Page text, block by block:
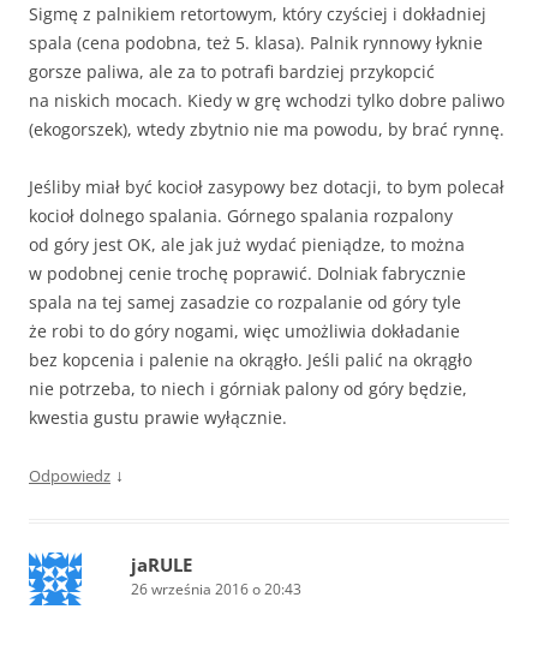
Sigmę z palnikiem retortowym, który czyściej i dokładniej
spala (cena podobna, też 5. klasa). Palnik rynnowy łyknie
gorsze paliwa, ale za to potrafi bardziej przykopcić
na niskich mocach. Kiedy w grę wchodzi tylko dobre paliwo
(ekogorszek), wtedy zbytnio nie ma powodu, by brać rynnę.
Jeśliby miał być kocioł zasypowy bez dotacji, to bym polecał
kocioł dolnego spalania. Górnego spalania rozpalony
od góry jest OK, ale jak już wydać pieniądze, to można
w podobnej cenie trochę poprawić. Dolniak fabrycznie
spala na tej samej zasadzie co rozpalanie od góry tyle
że robi to do góry nogami, więc umożliwia dokładanie
bez kopcenia i palenie na okrągło. Jeśli palić na okrągło
nie potrzeba, to niech i górniak palony od góry będzie,
kwestia gustu prawie wyłącznie.
Odpowiedz ↓
jaRULE
26 września 2016 o 20:43